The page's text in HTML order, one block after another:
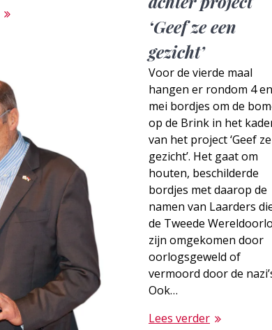
‘Geef ze een
gezicht’
Voor de vierde maal
hangen er rondom 4
mei bordjes om de
op de Brink in het
van het project ‘Geef
gezicht’. Het gaat om
houten, beschilderde
bordjes met daarop de
namen van Laarders
de Tweede
zijn omgekomen door
oorlogsgeweld of
vermoord door de
Ook…
Lees verder